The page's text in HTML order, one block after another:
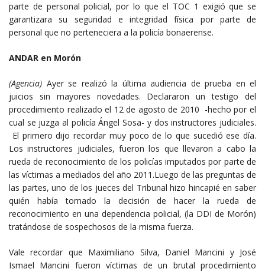
parte de personal policial, por lo que el TOC 1 exigió que se
garantizara su seguridad e integridad física por parte de
personal que no perteneciera a la policía bonaerense.
ANDAR en Morón
(Agencia) Ayer se realizó la última audiencia de prueba en el
juicios sin mayores novedades. Declararon un testigo del
procedimiento realizado el 12 de agosto de 2010 -hecho por el
cual se juzga al policía Ángel Sosa- y dos instructores judiciales.
El primero dijo recordar muy poco de lo que sucedió ese día.
Los instructores judiciales, fueron los que llevaron a cabo la
rueda de reconocimiento de los policías imputados por parte de
las víctimas a mediados del año 2011.Luego de las preguntas de
las partes, uno de los jueces del Tribunal hizo hincapié en saber
quién había tomado la decisión de hacer la rueda de
reconocimiento en una dependencia policial, (la DDI de Morón)
tratándose de sospechosos de la misma fuerza.
Vale recordar que Maximiliano Silva, Daniel Mancini y José
Ismael Mancini fueron víctimas de un brutal procedimiento